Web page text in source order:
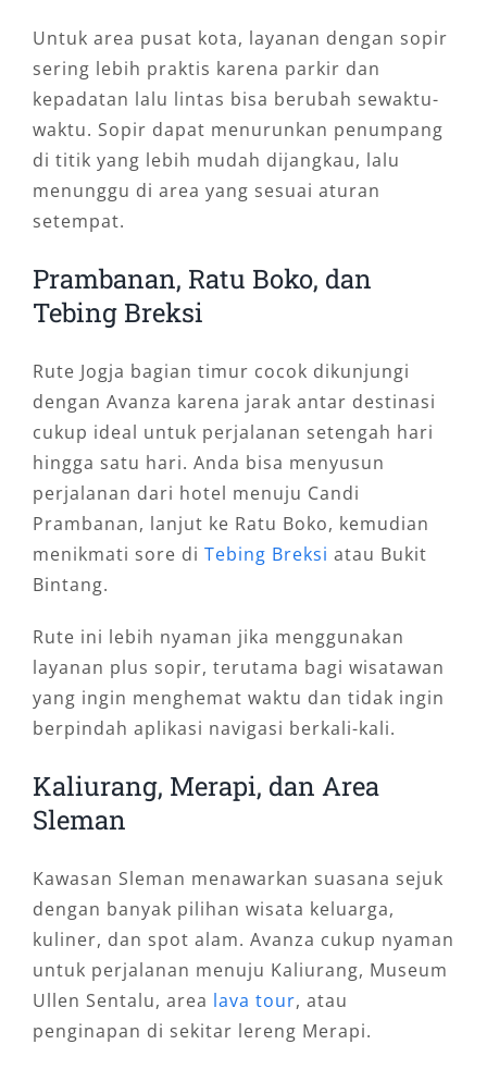
Untuk area pusat kota, layanan dengan sopir
sering lebih praktis karena parkir dan
kepadatan lalu lintas bisa berubah sewaktu-
waktu. Sopir dapat menurunkan penumpang
di titik yang lebih mudah dijangkau, lalu
menunggu di area yang sesuai aturan
setempat.
Prambanan, Ratu Boko, dan
Tebing Breksi
Rute Jogja bagian timur cocok dikunjungi
dengan Avanza karena jarak antar destinasi
cukup ideal untuk perjalanan setengah hari
hingga satu hari. Anda bisa menyusun
perjalanan dari hotel menuju Candi
Prambanan, lanjut ke Ratu Boko, kemudian
menikmati sore di Tebing Breksi atau Bukit
Bintang.
Rute ini lebih nyaman jika menggunakan
layanan plus sopir, terutama bagi wisatawan
yang ingin menghemat waktu dan tidak ingin
berpindah aplikasi navigasi berkali-kali.
Kaliurang, Merapi, dan Area
Sleman
Kawasan Sleman menawarkan suasana sejuk
dengan banyak pilihan wisata keluarga,
kuliner, dan spot alam. Avanza cukup nyaman
untuk perjalanan menuju Kaliurang, Museum
Ullen Sentalu, area lava tour, atau
penginapan di sekitar lereng Merapi.